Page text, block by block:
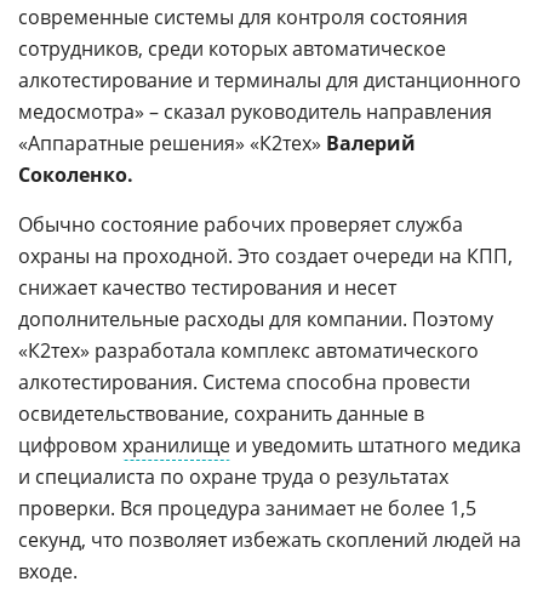
современные системы для контроля состояния
сотрудников, среди которых автоматическое
алкотестирование и терминалы для дистанционного
медосмотра» – сказал руководитель направления
«Аппаратные решения» «К2тех» Валерий
Соколенко.
Обычно состояние рабочих проверяет служба
охраны на проходной. Это создает очереди на КПП,
снижает качество тестирования и несет
дополнительные расходы для компании. Поэтому
«К2тех» разработала комплекс автоматического
алкотестирования. Система способна провести
освидетельствование, сохранить данные в
цифровом хранилище и уведомить штатного медика
и специалиста по охране труда о результатах
проверки. Вся процедура занимает не более 1,5
секунд, что позволяет избежать скоплений людей на
входе.